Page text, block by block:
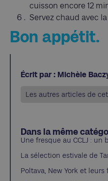
cuisson encore 12
Servez chaud avec
Bon appétit.
Écrit par : Michèle
Les autres articles de
Dans la même
Une fresque au CCLJ : un
La sélection estivale de
Poltava, New York et leurs